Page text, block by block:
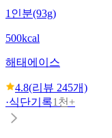
1인분(93g)
500kcal
해태 에이스
4.8(리뷰 245개)
·식단기록1천+